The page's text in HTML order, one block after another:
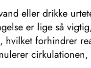
eller drikke
er lige så
forhindrer